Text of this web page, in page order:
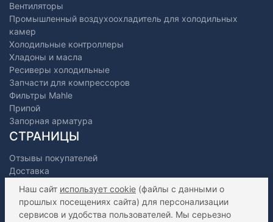
Вентиляторы
Промышленный воздухоохладитель для холодильных
камер
Холодильные контроллеры
Хладоны и масла
Ресиверы холодильные
Запчасти для компрессоров
Фильтры Mahle
Припой
Запорная арматура
СТРАНИЦЫ
Отзывы покупателей
Доставка
Оплата
Как сделать заказ?
Наш сайт использует cookie (файлы с данными о
прошлых посещениях сайта) для персонализации
сервисов и удобства пользователей. Мы серьезно